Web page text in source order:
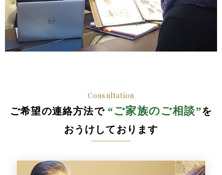
Cousultation
ご希望の連絡方法で “ご家族のご相談”を
おうけしております